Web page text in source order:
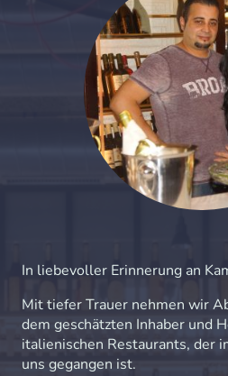
In liebevoller Erinnerung an
Mit tiefer Trauer nehmen wir
dem geschätzten Inhaber und
italienischen Restaurants, der
uns gegangen ist.